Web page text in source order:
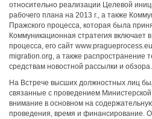
относительно реализации Целевой
рабочего плана на 2013 г., а также
Пражского процесса, которая была
Коммуникационная стратегия включает
процесса, его сайт
migration.org, а также распространение
средствам новостной рассылки и
На Встрече высших должностных лиц
связанные с проведением
внимание в основном на
проведения, время и финансирование.